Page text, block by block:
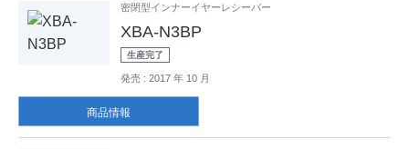
密閉型インナーイヤーレシーバー
XBA-N3BP
生産完了
発売 : 2017 年 10 月
商品情報